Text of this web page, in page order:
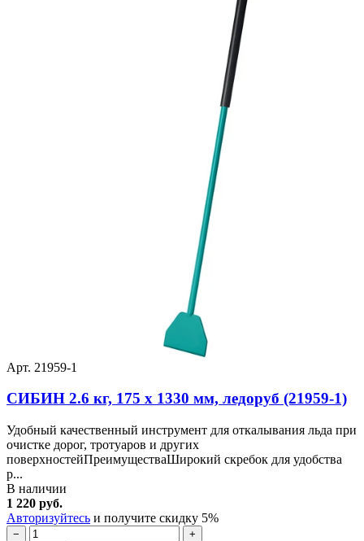
Арт. 21959-1
СИБИН 2.6 кг, 175 х 1330 мм, ледоруб (21959-1)
Удобный качественный инструмент для откалывания льда при
очистке дорог, тротуаров и других
поверхностейПреимуществаШирокий скребок для удобства
р...
В наличии
1 220 руб.
Авторизуйтесь и получите скидку 5%
−
+